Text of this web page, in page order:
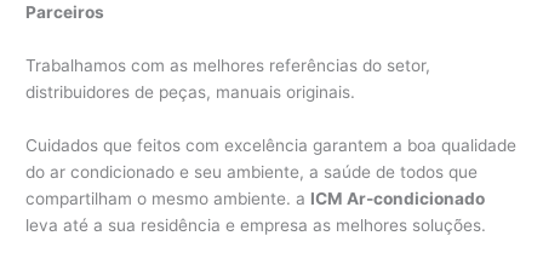
Parceiros
Trabalhamos com as melhores referências do setor,
distribuidores de peças, manuais originais.
Cuidados que feitos com excelência garantem a boa qualidade
do ar condicionado e seu ambiente, a saúde de todos que
compartilham o mesmo ambiente. a ICM Ar-condicionado
leva até a sua residência e empresa as melhores soluções.